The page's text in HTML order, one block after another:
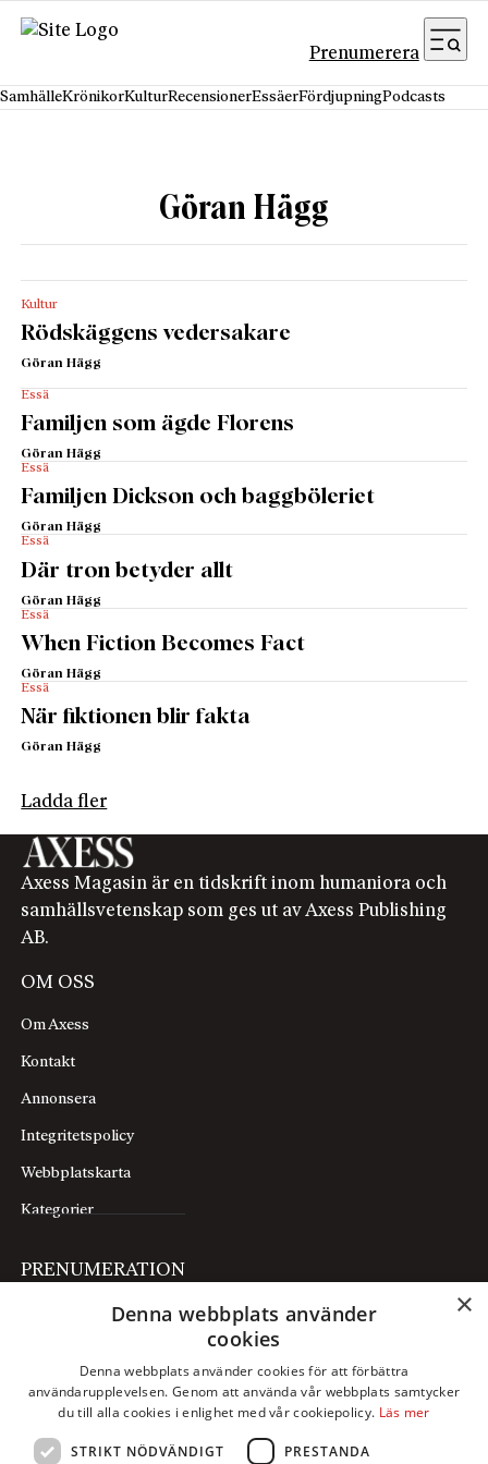
Hoppa till innehåll
Prenumerera
SamhälleKrönikorKulturRecensionerEssäerFördjupningPodcasts
Göran Hägg
Kultur
Rödskäggens vedersakare
Göran Hägg
Essä
Familjen som ägde Florens
Göran Hägg
Essä
Familjen Dickson och baggböleriet
Göran Hägg
Essä
Där tron betyder allt
Göran Hägg
Essä
When Fiction Becomes Fact
Göran Hägg
Essä
När fiktionen blir fakta
Göran Hägg
Ladda fler
Axess Magasin är en tidskrift inom humaniora och
samhällsvetenskap som ges ut av Axess Publishing
AB.
OM OSS
Om Axess
Kontakt
Annonsera
Integritetspolicy
Webbplatskarta
Kategorier
PRENUMERATION
FÖLJ OSS
Facebook
×
Denna webbplats använder
cookies
Denna webbplats använder cookies för att förbättra
användarupplevelsen. Genom att använda vår webbplats samtycker
du till alla cookies i enlighet med vår cookiepolicy. Läs mer
STRIKT NÖDVÄNDIGT PRESTANDA